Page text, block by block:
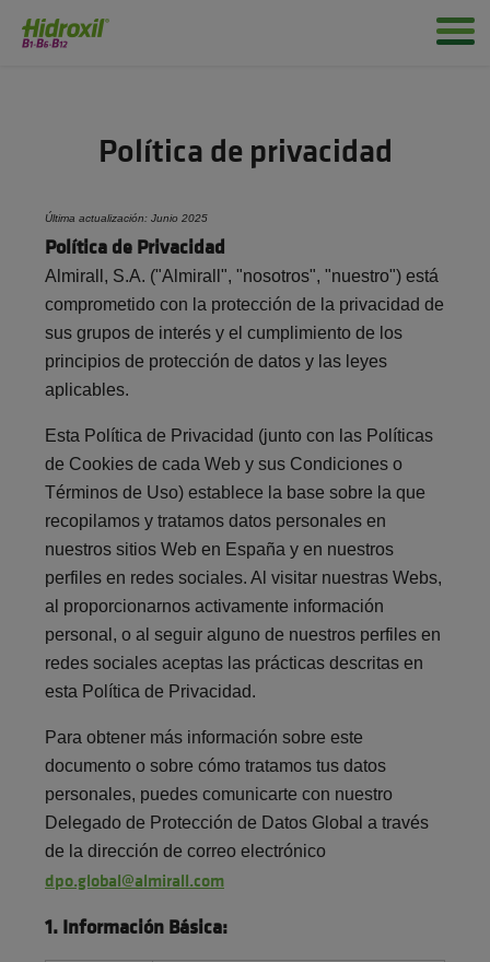
Política de privacidad
Última actualización: Junio 2025
Política de Privacidad
Almirall, S.A. ("Almirall", "nosotros", "nuestro") está
comprometido con la protección de la privacidad de
sus grupos de interés y el cumplimiento de los
principios de protección de datos y las leyes
aplicables.
Esta Política de Privacidad (junto con las Políticas
de Cookies de cada Web y sus Condiciones o
Términos de Uso) establece la base sobre la que
recopilamos y tratamos datos personales en
nuestros sitios Web en España y en nuestros
perfiles en redes sociales. Al visitar nuestras Webs,
al proporcionarnos activamente información
personal, o al seguir alguno de nuestros perfiles en
redes sociales aceptas las prácticas descritas en
esta Política de Privacidad.
Para obtener más información sobre este
documento o sobre cómo tratamos tus datos
personales, puedes comunicarte con nuestro
Delegado de Protección de Datos Global a través
de la dirección de correo electrónico
dpo.global@almirall.com
1. Información Básica: